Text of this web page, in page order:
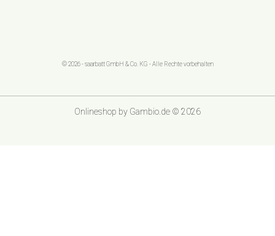
© 2026 - saarbatt GmbH & Co. KG - Alle Rechte vorbehalten
Onlineshop by Gambio.de © 2026